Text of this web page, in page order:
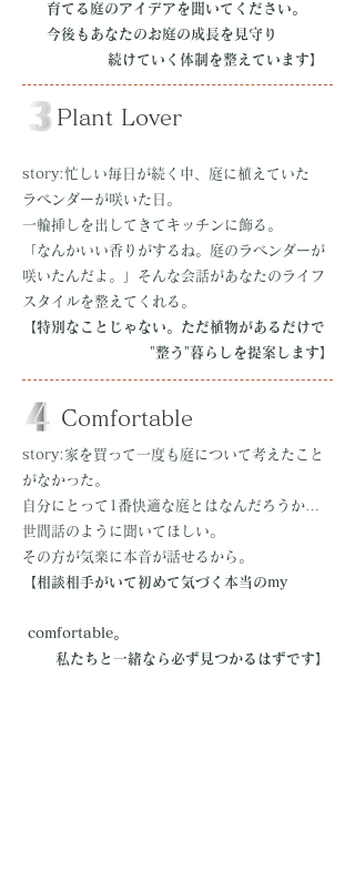
育てる庭のアイデアを聞いてください。
今後もあなたのお庭の成長を見守り
続けていく体制を整えています】
Plant Lover
story:忙しい毎日が続く中、庭に植えていた
ラベンダーが咲いた日。
一輪挿しを出してきてキッチンに飾る。
「なんかいい香りがするね。庭のラベンダーが
咲いたんだよ。」そんな会話があなたのライフ
スタイルを整えてくれる。
【特別なことじゃない。 ただ植物があるだけで
"整う"暮らしを提案します】
Comfortable
story:家を買って一度も庭について考えたこと
がなかった。
自分にとって1番快適な庭とはなんだろうか…
世間話のように聞いてほしい。
その方が気楽に本音が話せるから。
【相談相手がいて初めて気づく本当のmy
comfortable。
私たちと一緒なら必ず見つかるはずです】